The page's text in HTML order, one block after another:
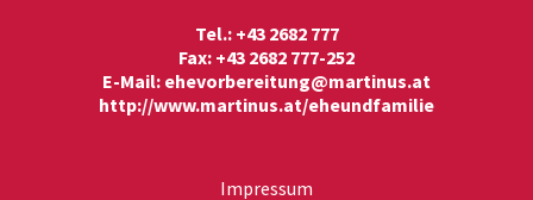
Tel.: +43 2682 777
Fax: +43 2682 777-252
E-Mail: ehevorbereitung@martinus.at
http://www.martinus.at/eheundfamilie
Impressum